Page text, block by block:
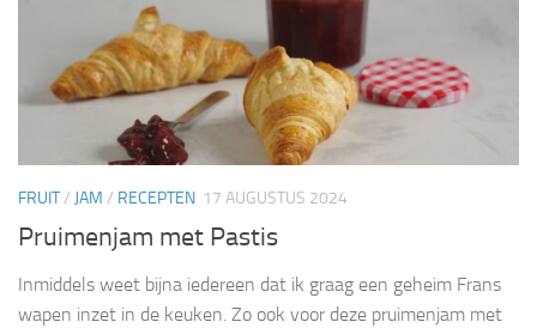
FRUIT/ JAM / RECEPTEN 17 AUGUSTUS 2024
Pruimenjam met Pastis
Inmiddels weet bijna iedereen dat ik graag een geheim Frans
wapen inzet in de keuken. Zo ook voor deze pruimenjam met